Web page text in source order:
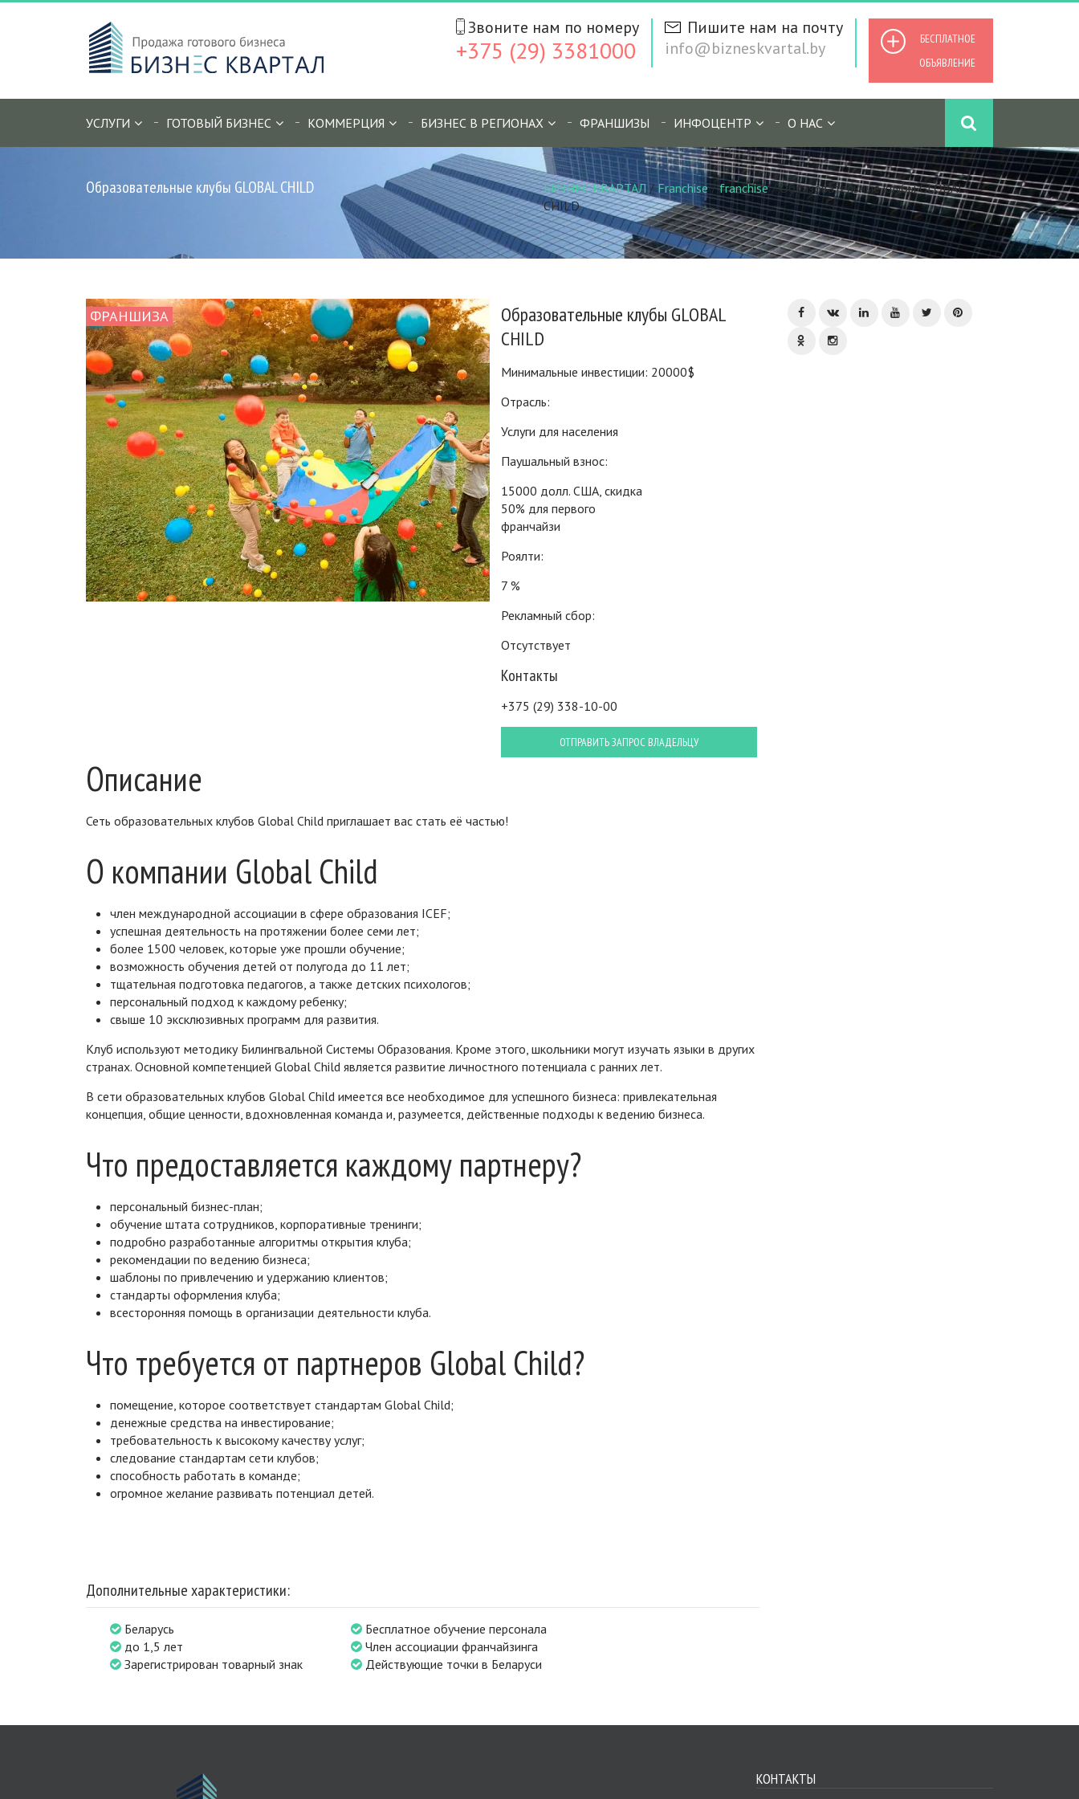
БЕСПЛАТНОЕ
ОБЪЯВЛЕНИЕ
Пишите нам на почту
info@bizneskvartal.by
Звоните нам по номеру
+375 (29) 3381000
УСЛУГИ ГОТОВЫЙ БИЗНЕС КОММЕРЦИЯ БИЗНЕС В РЕГИОНАХ ФРАНШИЗЫ ИНФОЦЕНТР О НАС
Образовательные клубы GLOBAL CHILD БИЗНЕС КВАРТАЛ / Franchise/franchise/Образовательные клубы GLOBAL
CHILD
ФРАНШИЗА
Образовательные клубы GLOBAL
CHILD
Минимальные инвестиции: 20000$
Отрасль:
Услуги для населения
Паушальный взнос:
15000 долл. США, скидка
50% для первого
франчайзи
Роялти:
7 %
Рекламный сбор:
Отсутствует
Контакты
+375 (29) 338-10-00
ОТПРАВИТЬ ЗАПРОС ВЛАДЕЛЬЦУ
Описание
Сеть образовательных клубов Global Child приглашает вас стать её частью!
О компании Global Child
член международной ассоциации в сфере образования ICEF;
успешная деятельность на протяжении более семи лет;
более 1500 человек, которые уже прошли обучение;
возможность обучения детей от полугода до 11 лет;
тщательная подготовка педагогов, а также детских психологов;
персональный подход к каждому ребенку;
свыше 10 эксклюзивных программ для развития.
Клуб используют методику Билингвальной Системы Образования. Кроме этого, школьники могут изучать языки в других
странах. Основной компетенцией Global Child является развитие личностного потенциала с ранних лет.
В сети образовательных клубов Global Child имеется все необходимое для успешного бизнеса: привлекательная
концепция, общие ценности, вдохновленная команда и, разумеется, действенные подходы к ведению бизнеса.
Что предоставляется каждому партнеру?
персональный бизнес-план;
обучение штата сотрудников, корпоративные тренинги;
подробно разработанные алгоритмы открытия клуба;
рекомендации по ведению бизнеса;
шаблоны по привлечению и удержанию клиентов;
стандарты оформления клуба;
всесторонняя помощь в организации деятельности клуба.
Что требуется от партнеров Global Child?
помещение, которое соответствует стандартам Global Child;
денежные средства на инвестирование;
требовательность к высокому качеству услуг;
следование стандартам сети клубов;
способность работать в команде;
огромное желание развивать потенциал детей.
Дополнительные характеристики:
Беларусь
Бесплатное обучение персонала
до 1,5 лет
Член ассоциации франчайзинга
Зарегистрирован товарный знак
Действующие точки в Беларуси
КОНТАКТЫ